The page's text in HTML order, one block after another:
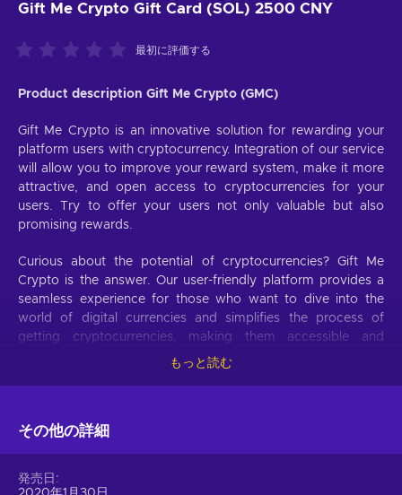
Gift Me Crypto Gift Card (SOL) 2500 CNY
最初に評価する
Product description Gift Me Crypto (GMC)
Gift Me Crypto is an innovative solution for rewarding your
platform users with cryptocurrency. Integration of our service
will allow you to improve your reward system, make it more
attractive, and open access to cryptocurrencies for your
users. Try to offer your users not only valuable but also
promising rewards.
Curious about the potential of cryptocurrencies? Gift Me
Crypto is the answer. Our user-friendly platform provides a
seamless experience for those who want to dive into the
world of digital currencies and simplifies the process of
getting cryptocurrencies, making them accessible and
users can easily receive popular cryptocurrencies such as
them.
もっと読む
その他の詳細
発売日